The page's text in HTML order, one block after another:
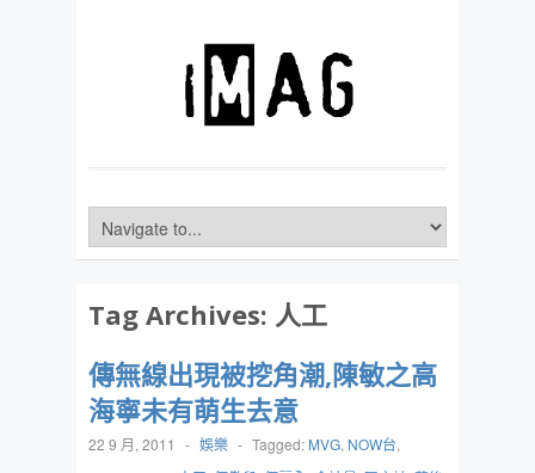
Tag Archives: 人工
傳無線出現被挖角潮,陳敏之高
海寧未有萌生去意
22 9 月, 2011 - 娛樂 - Tagged: MVG, NOW台,